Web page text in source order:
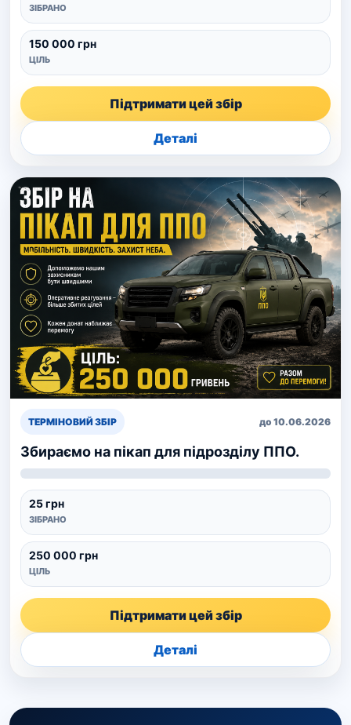
ЗІБРАНО
150 000 грн
ЦІЛЬ
Підтримати цей збір
Деталі
ТЕРМІНОВИЙ ЗБІР до 10.06.2026
Збираємо на пікап для підрозділу ППО.
25 грн
ЗІБРАНО
250 000 грн
ЦІЛЬ
Підтримати цей збір
Деталі